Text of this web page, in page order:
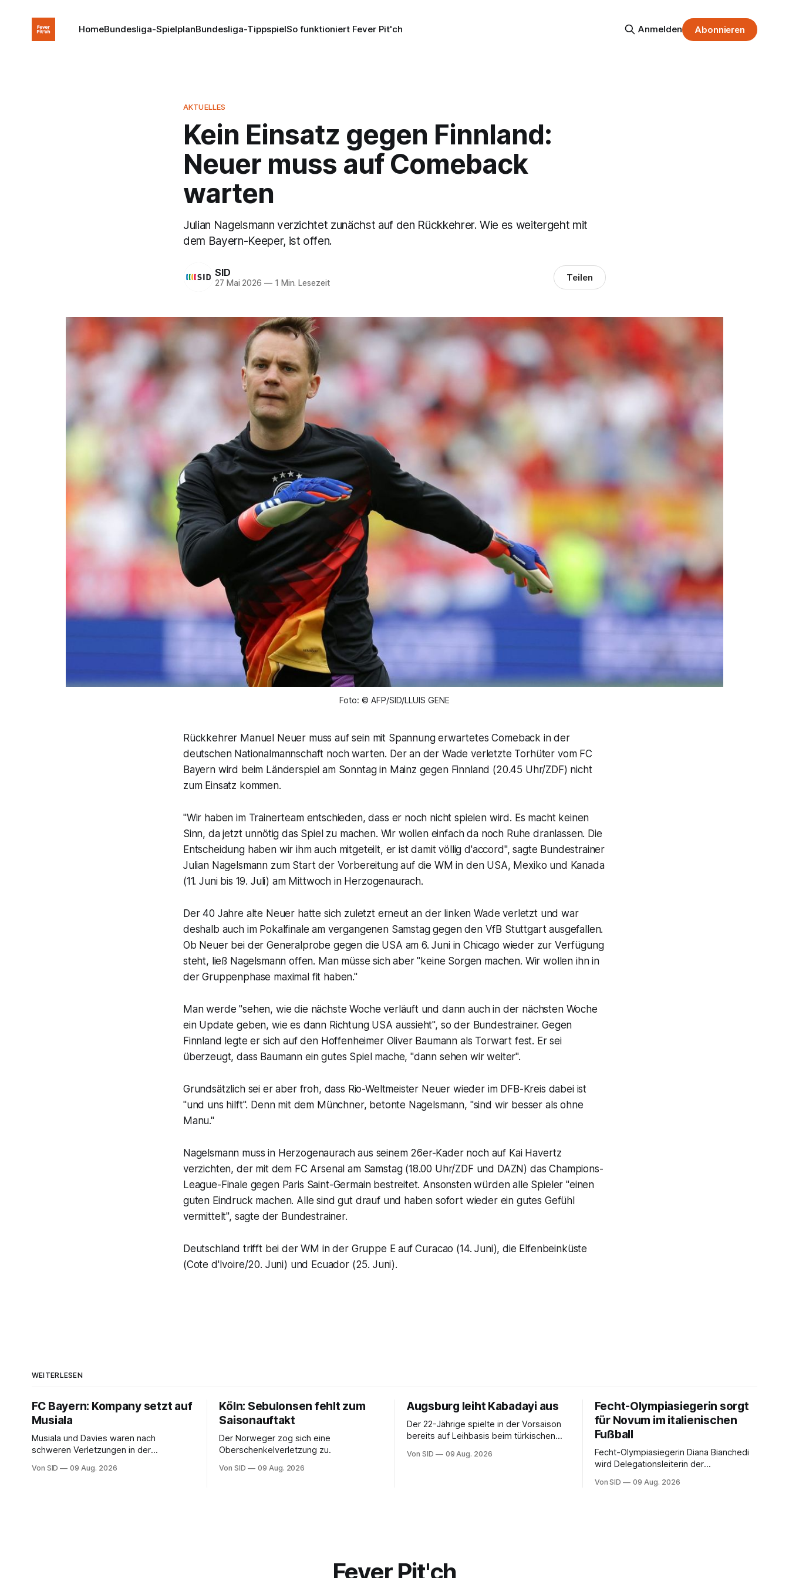
HomeBundesliga-SpielplanBundesliga-TippspielSo funktioniert Fever Pit'ch Anmelden Abonnieren
AKTUELLES
Kein Einsatz gegen Finnland:
Neuer muss auf Comeback
warten
Julian Nagelsmann verzichtet zunächst auf den Rückkehrer. Wie es weitergeht mit
dem Bayern-Keeper, ist offen.
SID
27 Mai 2026 —1 Min. Lesezeit Teilen
Foto: © AFP/SID/LLUIS GENE
Rückkehrer Manuel Neuer muss auf sein mit Spannung erwartetes Comeback in der
deutschen Nationalmannschaft noch warten. Der an der Wade verletzte Torhüter vom FC
Bayern wird beim Länderspiel am Sonntag in Mainz gegen Finnland (20.45 Uhr/ZDF) nicht
zum Einsatz kommen.
"Wir haben im Trainerteam entschieden, dass er noch nicht spielen wird. Es macht keinen
Sinn, da jetzt unnötig das Spiel zu machen. Wir wollen einfach da noch Ruhe dranlassen. Die
Entscheidung haben wir ihm auch mitgeteilt, er ist damit völlig d'accord", sagte Bundestrainer
Julian Nagelsmann zum Start der Vorbereitung auf die WM in den USA, Mexiko und Kanada
(11. Juni bis 19. Juli) am Mittwoch in Herzogenaurach.
Der 40 Jahre alte Neuer hatte sich zuletzt erneut an der linken Wade verletzt und war
deshalb auch im Pokalfinale am vergangenen Samstag gegen den VfB Stuttgart ausgefallen.
Ob Neuer bei der Generalprobe gegen die USA am 6. Juni in Chicago wieder zur Verfügung
steht, ließ Nagelsmann offen. Man müsse sich aber "keine Sorgen machen. Wir wollen ihn in
der Gruppenphase maximal fit haben."
Man werde "sehen, wie die nächste Woche verläuft und dann auch in der nächsten Woche
ein Update geben, wie es dann Richtung USA aussieht", so der Bundestrainer. Gegen
Finnland legte er sich auf den Hoffenheimer Oliver Baumann als Torwart fest. Er sei
überzeugt, dass Baumann ein gutes Spiel mache, "dann sehen wir weiter".
Grundsätzlich sei er aber froh, dass Rio-Weltmeister Neuer wieder im DFB-Kreis dabei ist
"und uns hilft". Denn mit dem Münchner, betonte Nagelsmann, "sind wir besser als ohne
Manu."
Nagelsmann muss in Herzogenaurach aus seinem 26er-Kader noch auf Kai Havertz
verzichten, der mit dem FC Arsenal am Samstag (18.00 Uhr/ZDF und DAZN) das Champions-
League-Finale gegen Paris Saint-Germain bestreitet. Ansonsten würden alle Spieler "einen
guten Eindruck machen. Alle sind gut drauf und haben sofort wieder ein gutes Gefühl
vermittelt", sagte der Bundestrainer.
Deutschland trifft bei der WM in der Gruppe E auf Curacao (14. Juni), die Elfenbeinküste
(Cote d'Ivoire/20. Juni) und Ecuador (25. Juni).
WEITERLESEN
FC Bayern: Kompany setzt auf
Musiala
Musiala und Davies waren nach
schweren Verletzungen in der
Spur gekommen.
Von SID 09 Aug. 2026
Köln: Sebulonsen fehlt zum
Saisonauftakt
Der Norweger zog sich eine
Oberschenkelverletzung zu.
Von SID 09 Aug. 2026
Augsburg leiht Kabadayi aus
Der 22-Jährige spielte in der Vorsaison
bereits auf Leihbasis beim türkischen
Von SID 09 Aug. 2026
Fecht-Olympiasiegerin sorgt
für Novum im italienischen
Fußball
Fecht-Olympiasiegerin Diana Bianchedi
wird Delegationsleiterin der
Von SID 09 Aug. 2026
Fever Pit'ch